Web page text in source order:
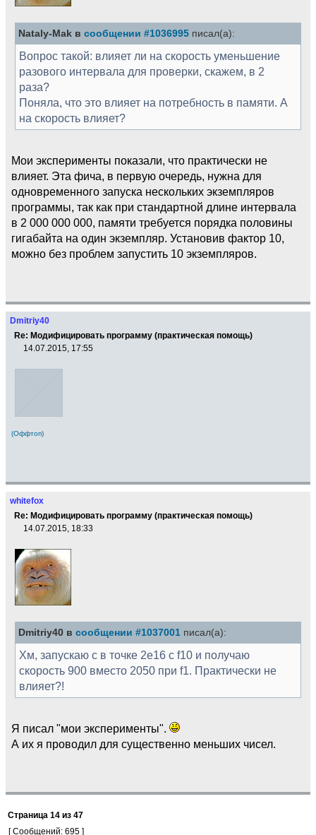
Nataly-Mak в сообщении #1036995 писал(а):
Вопрос такой: влияет ли на скорость уменьшение
разового интервала для проверки, скажем, в 2
раза?
Поняла, что это влияет на потребность в памяти. А
на скорость влияет?
Мои эксперименты показали, что практически не
влияет. Эта фича, в первую очередь, нужна для
одновременного запуска нескольких экземпляров
программы, так как при стандартной длине интервала
в 2 000 000 000, памяти требуется порядка половины
гигабайта на один экземпляр. Установив фактор 10,
можно без проблем запустить 10 экземпляров.
Dmitriy40
Re: Модифицировать программу (практическая помощь)
14.07.2015, 17:55
(Оффтоп)
whitefox
Re: Модифицировать программу (практическая помощь)
14.07.2015, 18:33
Dmitriy40 в сообщении #1037001 писал(а):
Хм, запускаю с в точке 2е16 с f10 и получаю
скорость 900 вместо 2050 при f1. Практически не
влияет?!
Я писал "мои эксперименты".
А их я проводил для существенно меньших чисел.
Страница 14 из 47
[ Сообщений: 695 ]